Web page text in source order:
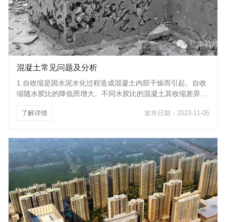
混凝土常见问题及分析
1.自收缩是因水泥水化过程造成混凝土内部干燥而引起。自收
缩随水胶比的降低而增大。不同水胶比的混凝土其收缩差异主
而逐渐减慢。
了解详情 发布日期：2023-11-05